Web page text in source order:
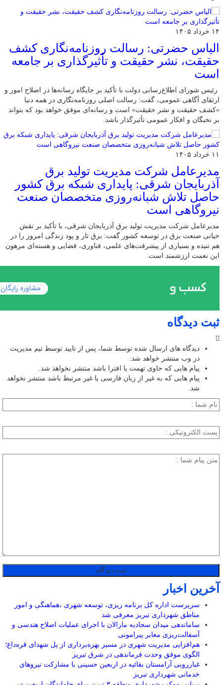
۱۴ خرداد ۱۴۰۵
الیاس حضرتی: رسالت روزنامه‌نگاری کشف
حقیقت، نشر حقیقت و تأثیرگذاری بر جامعه
است
رئیس شورای اطلاع‌رسانی دولت با تأکید بر جایگاه رسانه‌ها در اصلاح امور و
ارتقای آگاهی عمومی، گفت: رسالت اصلی روزنامه‌نگاری در همه دنیا
«کشف حقیقت و نشر حقیقت» است و رسانه‌ای موفق خواهد بود که بتواند
بر نخبگان و افکار عمومی تأثیرگذار باشد.
۱۱ خرداد ۱۴۰۵
مدیرعامل شرکت مدیریت تولید برق
آذربایجان شرقی: پایداری شبکه برق کشور
حاصل تلاش شبانه‌روزی متخصصان صنعت
نیروگاهی است
مدیرعامل شرکت مدیریت تولید برق آذربایجان شرقی، با تأکید بر نقش
حیاتی صنعت برق در توسعه کشور گفت: برق تار و پود زندگی امروز را در
هم تنیده و بسیاری از پیشرفت‌های علمی، فناوری، فضایی و هسته‌ای مرهون
این نعمت ارزشمند است.
ثبت دیدگاه
دیدگاه های ارسال شده توسط شما، پس از تایید توسط تیم مدیریت
در وب منتشر خواهد شد.
پیام هایی که حاوی تهمت یا افترا باشد منتشر نخواهد شد.
پیام هایی که به غیر از زبان فارسی یا غیر مرتبط باشد منتشر نخواهد
شد.
آخرین اخبار
سرپرست اداره کل برنامه ریزی، توسعه شهری ،هماهنگی و امور
مناطق شهرداری تبریز معرفی شد
ساماندهی میدان سجادیه مارالان با اجرای عملیات اصلاح هندسی و
آسفالت‌ریزی معابر پیرامونی
هم‌افزایی مدیریت شهری در مسیر بهره‌برداری از پل شهدای قره‌داغ؛
الگوی موفق وحدت فرماندهی در شرق تبریز
غبارروبی آرامستان بقائیه در اربعین حسینی با مشارکت نیروهای
خدماتی شهرداری تبریز